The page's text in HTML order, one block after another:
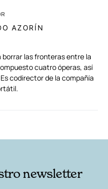
AZORÍN
las fronteras entre la
cuatro óperas, así
codirector de la compañía
newsletter